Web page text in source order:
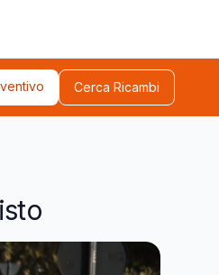
Cerca Ricambi